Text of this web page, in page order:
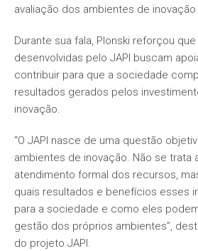
avaliação dos ambientes de inovação
Durante sua fala, Plonski reforçou
desenvolvidas pelo JAPI buscam
contribuir para que a sociedade
resultados gerados pelos
inovação.
“O JAPI nasce de uma questão
ambientes de inovação. Não se trata
atendimento formal dos recursos,
quais resultados e benefícios esses
para a sociedade e como eles
gestão dos próprios ambientes”,
do projeto JAPI.